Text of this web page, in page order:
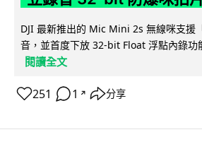
DJI 最新推出的 Mic Mini 2s 無線咪支援
音，並首度下放 32-bit Float 浮點內錄功
閱讀全文
251 1 ↗ 分享